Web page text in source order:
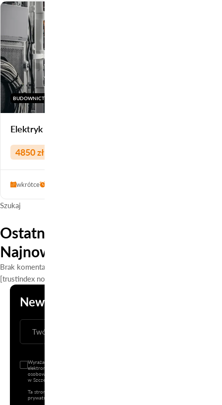
BUDOWNICTWO / ELEKTRYCZNO-ENERGETYCZNE
Elektryk – czeladnik
4850 zł
wkrótce
Szukaj
Ostatnie wpisy
Najnowsze komentarze
Brak komentarzy do wyświetlenia.
[trustindex no-registration=google]
Newsletter
Wyrażam zgodę na wysyłanie informacji handlowej (newsletter) drogą
elektroniczną na podany adres e-mail oraz na przetwarzanie danych
osobowych przez Wojewódzki Zakład Doskonalenia Zawodowego z siedzibą
w Szczecinie przy Pl. J. Kilińskiego 3.
Ta strona jest chroniona przez reCAPTCHA i mają zastosowanie
prywatności